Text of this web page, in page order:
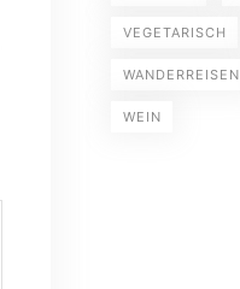
VEGETARISCH
WANDERREISEN
WEIN